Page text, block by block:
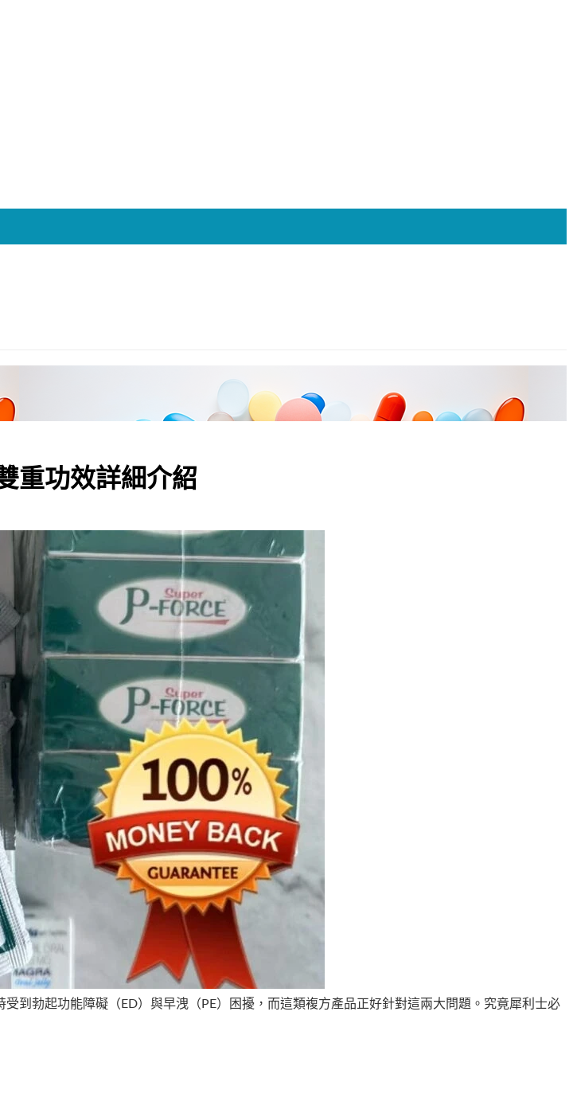
重功效詳細介紹
到勃起功能障礙（ED）與早洩（PE）困擾，而這類複方產品正好針對這兩大問題。究竟犀利士必